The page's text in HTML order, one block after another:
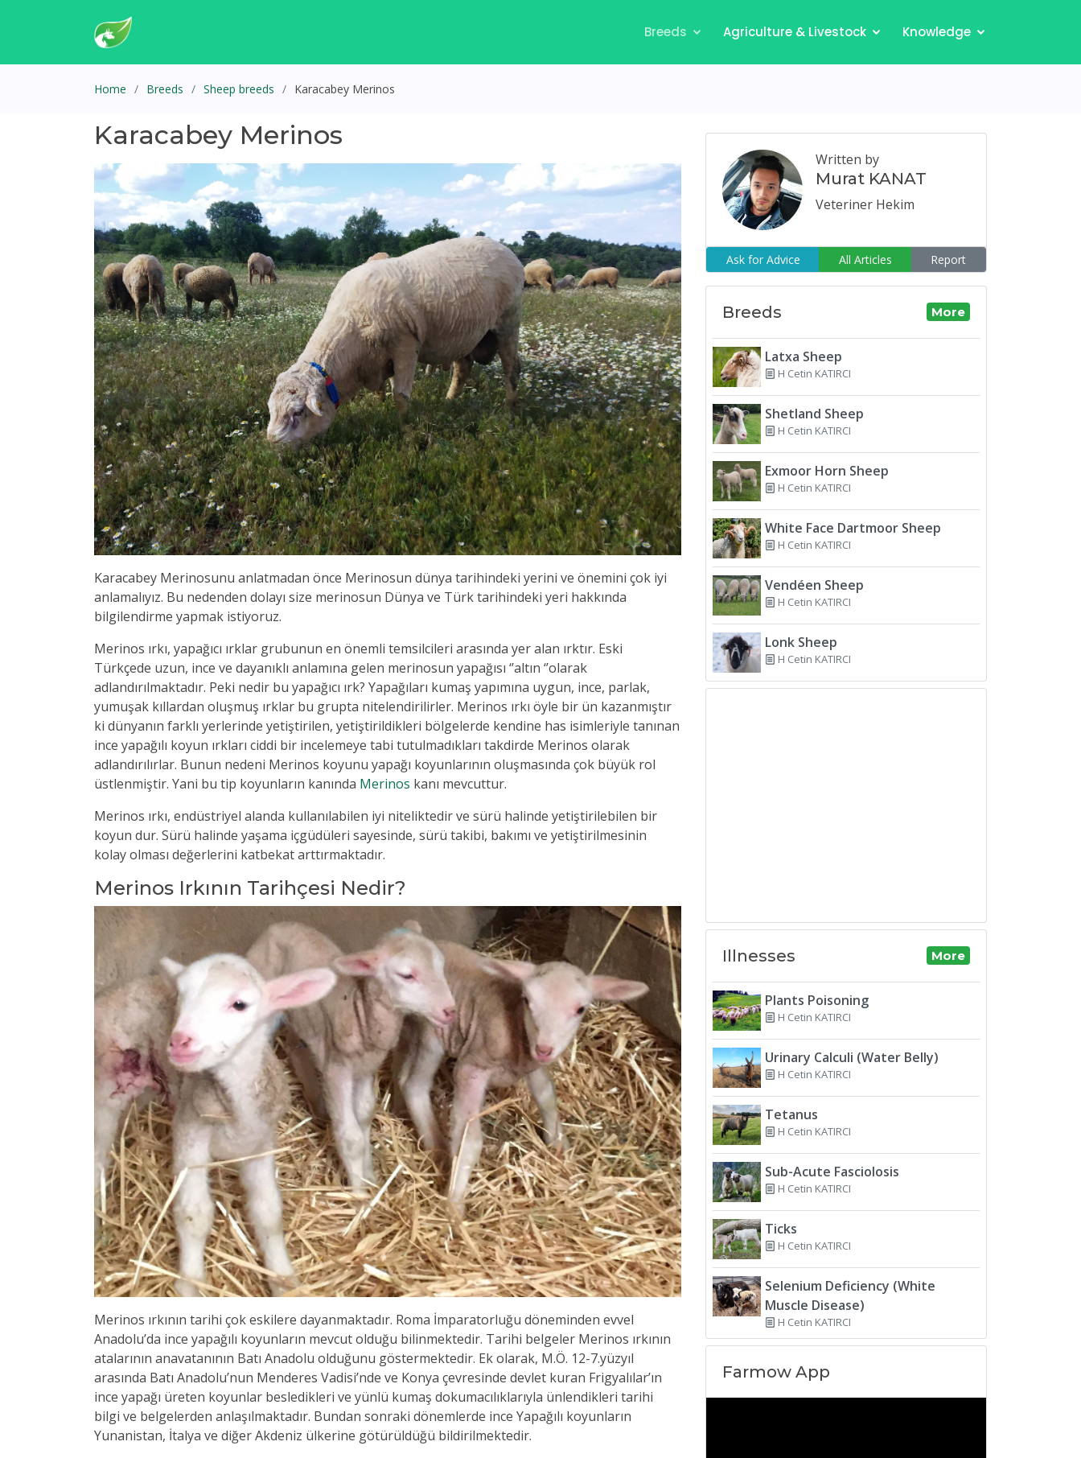
Breeds Agriculture & Livestock Knowledge
Home Breeds Sheep breeds Karacabey Merinos
Karacabey Merinos
Karacabey Merinosunu anlatmadan önce Merinosun dünya tarihindeki yerini ve önemini çok iyi
anlamalıyız. Bu nedenden dolayı size merinosun Dünya ve Türk tarihindeki yeri hakkında
bilgilendirme yapmak istiyoruz.
Merinos ırkı, yapağıcı ırklar grubunun en önemli temsilcileri arasında yer alan ırktır. Eski
Türkçede uzun, ince ve dayanıklı anlamına gelen merinosun yapağısı ‘’altın ‘’olarak
adlandırılmaktadır. Peki nedir bu yapağıcı ırk? Yapağıları kumaş yapımına uygun, ince, parlak,
yumuşak kıllardan oluşmuş ırklar bu grupta nitelendirilirler. Merinos ırkı öyle bir ün kazanmıştır
ki dünyanın farklı yerlerinde yetiştirilen, yetiştirildikleri bölgelerde kendine has isimleriyle tanınan
ince yapağılı koyun ırkları ciddi bir incelemeye tabi tutulmadıkları takdirde Merinos olarak
adlandırılırlar. Bunun nedeni Merinos koyunu yapağı koyunlarının oluşmasında çok büyük rol
üstlenmiştir. Yani bu tip koyunların kanında Merinos kanı mevcuttur.
Merinos ırkı, endüstriyel alanda kullanılabilen iyi niteliktedir ve sürü halinde yetiştirilebilen bir
koyun dur. Sürü halinde yaşama içgüdüleri sayesinde, sürü takibi, bakımı ve yetiştirilmesinin
kolay olması değerlerini katbekat arttırmaktadır.
Merinos Irkının Tarihçesi Nedir?
Merinos ırkının tarihi çok eskilere dayanmaktadır. Roma İmparatorluğu döneminden evvel
Anadolu’da ince yapağılı koyunların mevcut olduğu bilinmektedir. Tarihi belgeler Merinos ırkının
atalarının anavatanının Batı Anadolu olduğunu göstermektedir. Ek olarak, M.Ö. 12-7.yüzyıl
arasında Batı Anadolu’nun Menderes Vadisi’nde ve Konya çevresinde devlet kuran Frigyalılar’ın
ince yapağı üreten koyunlar besledikleri ve yünlü kumaş dokumacılıklarıyla ünlendikleri tarihi
bilgi ve belgelerden anlaşılmaktadır. Bundan sonraki dönemlerde ince Yapağılı koyunların
Yunanistan, İtalya ve diğer Akdeniz ülkerine götürüldüğü bildirilmektedir.
Written by
Murat KANAT
Veteriner Hekim
Ask for Advice All Articles Report
Breeds More
Latxa Sheep
H Cetin KATIRCI
Shetland Sheep
H Cetin KATIRCI
Exmoor Horn Sheep
H Cetin KATIRCI
White Face Dartmoor Sheep
H Cetin KATIRCI
Vendéen Sheep
H Cetin KATIRCI
Lonk Sheep
H Cetin KATIRCI
Illnesses More
Plants Poisoning
H Cetin KATIRCI
Urinary Calculi (Water Belly)
H Cetin KATIRCI
Tetanus
H Cetin KATIRCI
Sub-Acute Fasciolosis
H Cetin KATIRCI
Ticks
H Cetin KATIRCI
Selenium Deficiency (White
Muscle Disease)
H Cetin KATIRCI
Farmow App